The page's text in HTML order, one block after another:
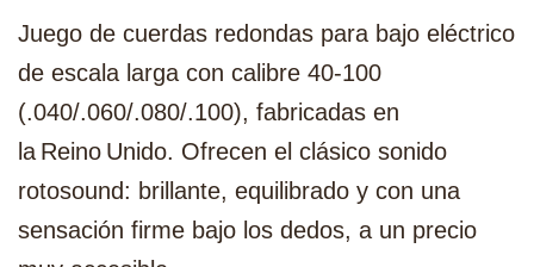
Juego de cuerdas redondas para bajo eléctrico
de escala larga con calibre 40‑100
(.040/.060/.080/.100), fabricadas en
la Reino Unido. Ofrecen el clásico sonido
rotosound: brillante, equilibrado y con una
sensación firme bajo los dedos, a un precio